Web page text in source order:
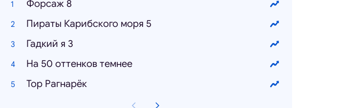
Форсаж 8
Пираты Карибского моря 5
Гадкий я 3
На 50 оттенков темнее
Тор Рагнарёк